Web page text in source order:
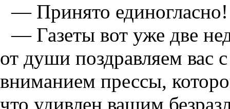
— Принято единогласно!
— Газеты вот уже две
от души поздравляем вас
вниманием прессы,
что удивлен вашим